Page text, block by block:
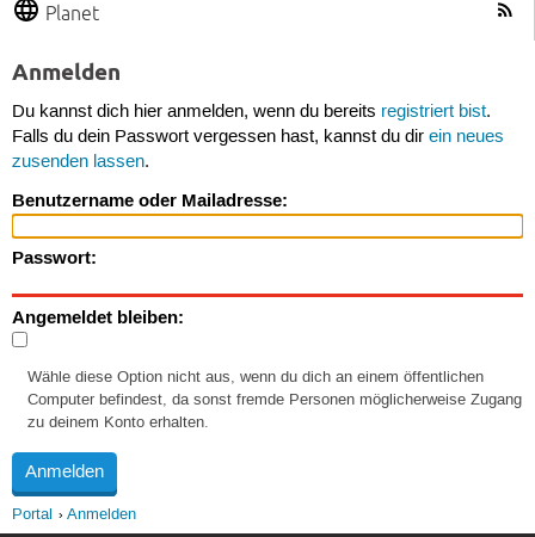
Planet
Anmelden
Du kannst dich hier anmelden, wenn du bereits registriert bist.
Falls du dein Passwort vergessen hast, kannst du dir ein neues
zusenden lassen.
Benutzername oder Mailadresse:
Passwort:
Angemeldet bleiben:
Wähle diese Option nicht aus, wenn du dich an einem öffentlichen
Computer befindest, da sonst fremde Personen möglicherweise Zugang
zu deinem Konto erhalten.
Portal Anmelden